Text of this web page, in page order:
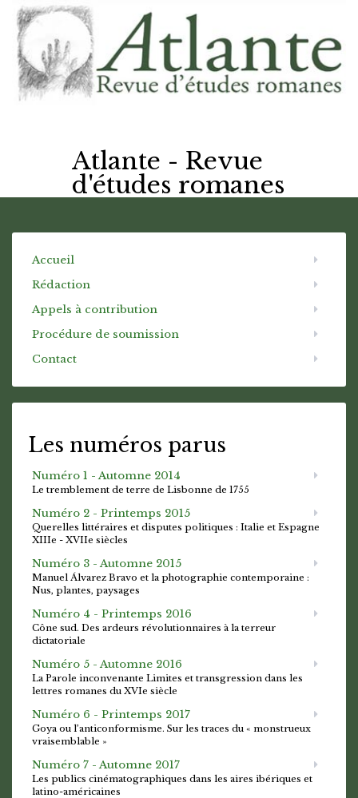
Atlante - Revue
d'études romanes
Accueil
Rédaction
Appels à contribution
Procédure de soumission
Contact
Les numéros parus
Numéro 1 - Automne 2014
Le tremblement de terre de Lisbonne de 1755
Numéro 2 - Printemps 2015
Querelles littéraires et disputes politiques : Italie et Espagne
XIIIe - XVIIe siècles
Numéro 3 - Automne 2015
Manuel Álvarez Bravo et la photographie contemporaine :
Nus, plantes, paysages
Numéro 4 - Printemps 2016
Cône sud. Des ardeurs révolutionnaires à la terreur
dictatoriale
Numéro 5 - Automne 2016
La Parole inconvenante Limites et transgression dans les
lettres romanes du XVIe siècle
Numéro 6 - Printemps 2017
Goya ou l’anticonformisme. Sur les traces du « monstrueux
vraisemblable »
Numéro 7 - Automne 2017
Les publics cinématographiques dans les aires ibériques et
latino-américaines